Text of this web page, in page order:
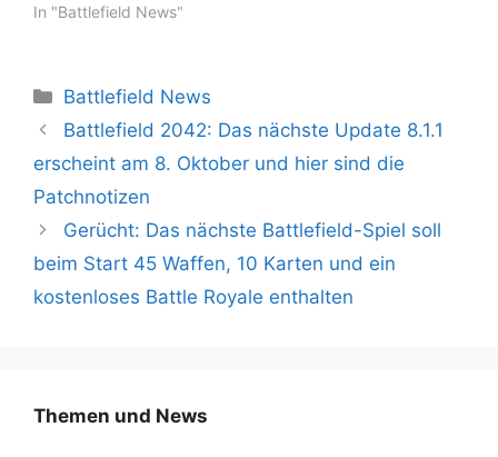
In "Battlefield News"
Kategorien
Battlefield News
Battlefield 2042: Das nächste Update 8.1.1
erscheint am 8. Oktober und hier sind die
Patchnotizen
Gerücht: Das nächste Battlefield-Spiel soll
beim Start 45 Waffen, 10 Karten und ein
kostenloses Battle Royale enthalten
Themen und News